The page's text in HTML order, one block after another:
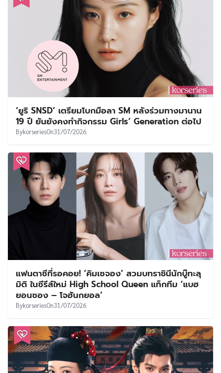
‘ยูริ SNSD’ เตรียมโบกมือลา SM หลังร่วมทางมานาน
19 ปี ยันยังคงทำกิจกรรม Girls’ Generation ต่อไป
BykorseriesOn31/07/2026
แฟนตาซีที่รอคอย! ‘คิมเซจอง’ สวมบทราชินีนักบู๊ทะลุ
มิติ ในซีรีส์ใหม่ High School Queen แท็กทีม ‘แบฮ
ยอนซอง – โจฮันกยอล’
BykorseriesOn31/07/2026